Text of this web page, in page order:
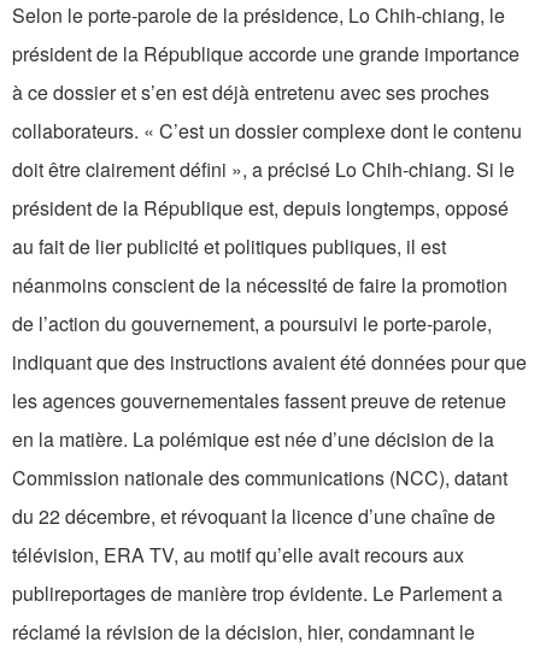
Selon le porte-parole de la présidence, Lo Chih-chiang, le
président de la République accorde une grande importance
à ce dossier et s’en est déjà entretenu avec ses proches
collaborateurs. « C’est un dossier complexe dont le contenu
doit être clairement défini », a précisé Lo Chih-chiang. Si le
président de la République est, depuis longtemps, opposé
au fait de lier publicité et politiques publiques, il est
néanmoins conscient de la nécessité de faire la promotion
de l’action du gouvernement, a poursuivi le porte-parole,
indiquant que des instructions avaient été données pour que
les agences gouvernementales fassent preuve de retenue
en la matière. La polémique est née d’une décision de la
Commission nationale des communications (NCC), datant
du 22 décembre, et révoquant la licence d’une chaîne de
télévision, ERA TV, au motif qu’elle avait recours aux
publireportages de manière trop évidente. Le Parlement a
réclamé la révision de la décision, hier, condamnant le